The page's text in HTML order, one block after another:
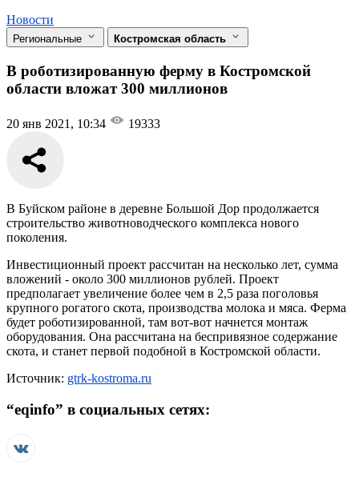
Новости
Региональные Костромская область
В роботизированную ферму в Костромской
области вложат 300 миллионов
20 янв 2021, 10:34 19333
В Буйском районе в деревне Большой Дор продолжается
строительство животноводческого комплекса нового
поколения.
Инвестиционный проект рассчитан на несколько лет, сумма
вложений - около 300 миллионов рублей. Проект
предполагает увеличение более чем в 2,5 раза поголовья
крупного рогатого скота, производства молока и мяса. Ферма
будет роботизированной, там вот-вот начнется монтаж
оборудования. Она рассчитана на беспривязное содержание
скота, и станет первой подобной в Костромской области.
Источник: gtrk-kostroma.ru
“eqinfo” в социальных сетях: